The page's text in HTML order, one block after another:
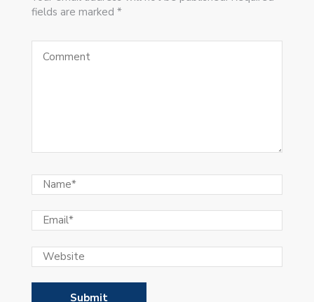
fields are marked *